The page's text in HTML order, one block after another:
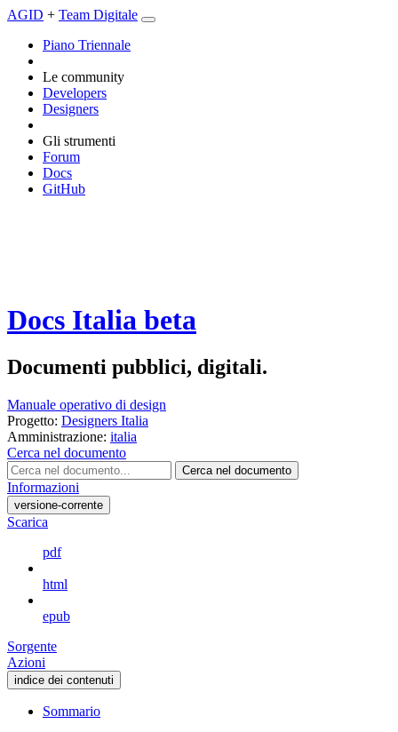
AGID + Team Digitale
Piano Triennale
Le community
Developers
Designers
Gli strumenti
Forum
Docs
GitHub
Docs Italia beta
Documenti pubblici, digitali.
Manuale operativo di design
Progetto: Designers Italia
Amministrazione: italia
Cerca nel documento
Cerca nel documento
Informazioni
versione-corrente
Scarica
pdf
html
epub
Sorgente
Azioni
indice dei contenuti
Sommario